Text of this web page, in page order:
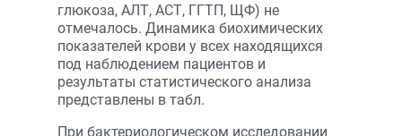
глюкоза, АЛТ, АСТ, ГГТП, ЩФ) не
отмечалось. Динамика биохимических
показателей крови у всех находящихся
под наблюдением пациентов и
результаты статистического анализа
представлены в табл.
При бактериологическом исследовании